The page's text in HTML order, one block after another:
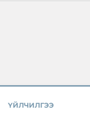
ҮЙЛЧИЛГЭЭ